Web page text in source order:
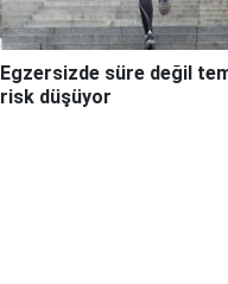
Egzersizde süre değil
risk düşüyor